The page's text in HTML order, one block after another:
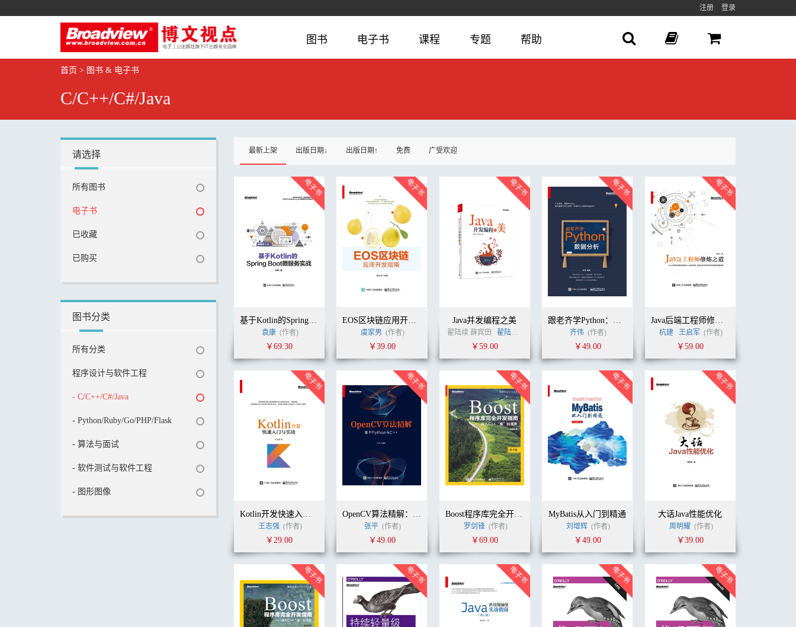
注册 登录
图书 电子书 课程 专题 帮助
首页 > 图书 & 电子书
C/C++/C#/Java
请选择
所有图书
电子书
已收藏
已购买
图书分类
所有分类
程序设计与软件工程
- C/C++/C#/Java
- Python/Ruby/Go/PHP/Flask
- 算法与面试
- 软件测试与软件工程
- 图形图像
最新上架 出版日期↓ 出版日期↑ 免费 广受欢迎
基于Kotlin的Spring Boot微服务实战
袁康 (作者)
￥69.30
EOS区块链应用开发指南
虞家男 (作者)
￥39.00
Java并发编程之美
翟陆续 薛宾田 翟陆续
￥59.00
跟老齐学Python：数据分析
齐伟 (作者)
￥49.00
Java后端工程师修炼之道
杭建 王启军 (作者)
￥59.00
Kotlin开发快速入门与实战
王志强 (作者)
￥29.00
OpenCV算法精解：基于Python与C++
张平 (作者)
￥49.00
Boost程序库完全开发指南——深入C++"准”标准库（第4版）
罗剑锋 (作者)
￥69.00
MyBatis从入门到精通
刘增辉 (作者)
￥49.00
大话Java性能优化
周明耀 (作者)
￥39.00